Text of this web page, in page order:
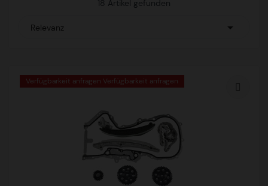
18 Artikel gefunden
Relevanz 
Verfügbarkeit anfragen Verfügbarkeit anfragen